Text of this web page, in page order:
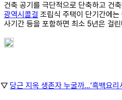
건축 공기를 극단적으로 단축하고 건
광역시콜걸 조립식 주택이 단기간에
사기간 등을 포함하면 최소 5년은 걸
▽ 당근 지옥 생존자 누굴까…‘흑백요리